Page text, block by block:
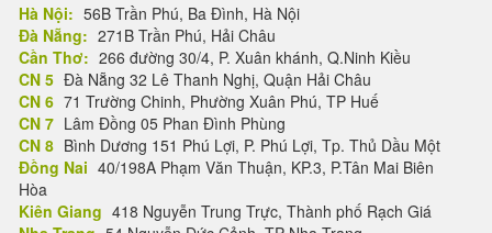
Hà Nội: 56B Trần Phú, Ba Đình, Hà Nội
Đà Nẵng: 271B Trần Phú, Hải Châu
Cần Thơ: 266 đường 30/4, P. Xuân khánh, Q.Ninh Kiều
CN 5 Đà Nẵng 32 Lê Thanh Nghị, Quận Hải Châu
CN 6 71 Trường Chinh, Phường Xuân Phú, TP Huế
CN 7 Lâm Đồng 05 Phan Đình Phùng
CN 8 Bình Dương 151 Phú Lợi, P. Phú Lợi, Tp. Thủ Dầu Một
Đồng Nai 40/198A Phạm Văn Thuận, KP.3, P.Tân Mai Biên
Hòa
Kiên Giang 418 Nguyễn Trung Trực, Thành phố Rạch Giá